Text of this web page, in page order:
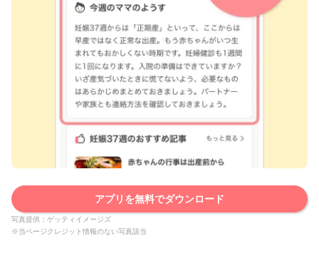
アプリを無料でダウンロード
写真提供：ゲッティイメージズ
※当ページクレジット情報のない写真該当